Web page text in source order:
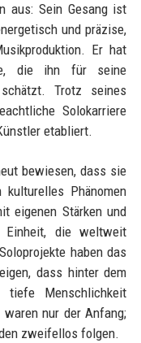
aus: Sein Gesang ist
und präzise,
Er hat
die ihn für seine
Trotz seines
Solokarriere
etabliert.
bewiesen, dass sie
Phänomen
eigenen Stärken und
Einheit, die weltweit
haben das
dass hinter dem
Menschlichkeit
nur der Anfang;
zweifellos folgen.